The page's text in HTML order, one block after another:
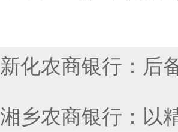
新化农商银行：后
湘乡农商银行：以